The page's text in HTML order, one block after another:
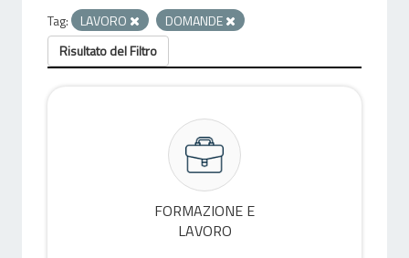
Tag: LAVORO
DOMANDE
Risultato del Filtro
FORMAZIONE E
LAVORO